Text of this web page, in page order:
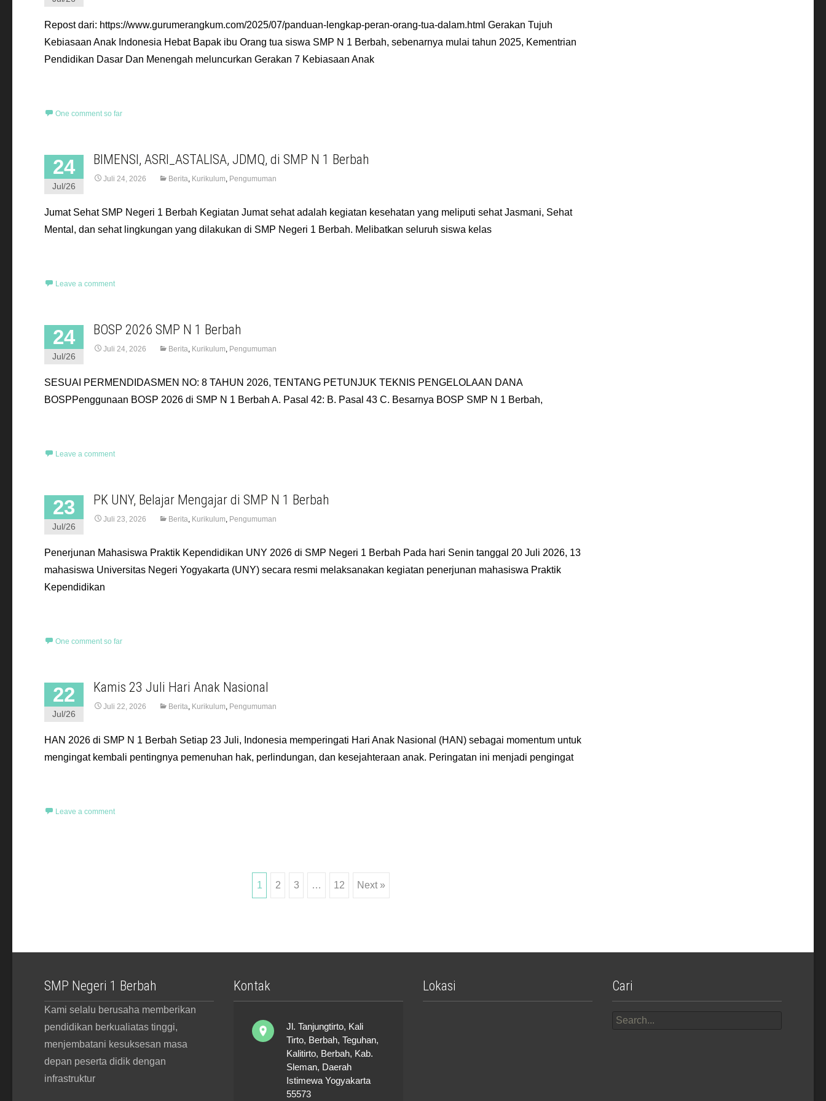
Repost dari: https://www.gurumerangkum.com/2025/07/panduan-lengkap-peran-orang-tua-dalam.html Gerakan Tujuh
Kebiasaan Anak Indonesia Hebat Bapak ibu Orang tua siswa SMP N 1 Berbah, sebenarnya mulai tahun 2025, Kementrian
Pendidikan Dasar Dan Menengah meluncurkan Gerakan 7 Kebiasaan Anak
One comment so far
24
Jul/26
BIMENSI, ASRI_ASTALISA, JDMQ, di SMP N 1 Berbah
Juli 24, 2026 Berita, Kurikulum, Pengumuman
Jumat Sehat SMP Negeri 1 Berbah Kegiatan Jumat sehat adalah kegiatan kesehatan yang meliputi sehat Jasmani, Sehat
Mental, dan sehat lingkungan yang dilakukan di SMP Negeri 1 Berbah. Melibatkan seluruh siswa kelas
Leave a comment
24
Jul/26
BOSP 2026 SMP N 1 Berbah
Juli 24, 2026 Berita, Kurikulum, Pengumuman
SESUAI PERMENDIDASMEN NO: 8 TAHUN 2026, TENTANG PETUNJUK TEKNIS PENGELOLAAN DANA
BOSPPenggunaan BOSP 2026 di SMP N 1 Berbah A. Pasal 42: B. Pasal 43 C. Besarnya BOSP SMP N 1 Berbah,
Leave a comment
23
Jul/26
PK UNY, Belajar Mengajar di SMP N 1 Berbah
Juli 23, 2026 Berita, Kurikulum, Pengumuman
Penerjunan Mahasiswa Praktik Kependidikan UNY 2026 di SMP Negeri 1 Berbah Pada hari Senin tanggal 20 Juli 2026, 13
mahasiswa Universitas Negeri Yogyakarta (UNY) secara resmi melaksanakan kegiatan penerjunan mahasiswa Praktik
Kependidikan
One comment so far
22
Jul/26
Kamis 23 Juli Hari Anak Nasional
Juli 22, 2026 Berita, Kurikulum, Pengumuman
HAN 2026 di SMP N 1 Berbah Setiap 23 Juli, Indonesia memperingati Hari Anak Nasional (HAN) sebagai momentum untuk
mengingat kembali pentingnya pemenuhan hak, perlindungan, dan kesejahteraan anak. Peringatan ini menjadi pengingat
Leave a comment
1 2 3 … 12 Next »
SMP Negeri 1 Berbah
Kami selalu berusaha memberikan
pendidikan berkualiatas tinggi,
menjembatani kesuksesan masa
depan peserta didik dengan
infrastruktur
Kontak
Jl. Tanjungtirto, Kali
Tirto, Berbah, Teguhan,
Kalitirto, Berbah, Kab.
Sleman, Daerah
Istimewa Yogyakarta
55573
Lokasi Cari
for: